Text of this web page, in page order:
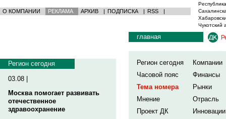
О КОМПАНИИ РЕКЛАМА АРХИВ | ПОДПИСКА | RSS |
Чукотский
Регион сегодня
03.08 |
Москва помогает развивать
отечественное
здравоохранение
главная
Регион сегодня
Компании
Часовой пояс
Финансы
Тема номера
Рынки
Мнение
Отрасль
Проект ДК
Инновации